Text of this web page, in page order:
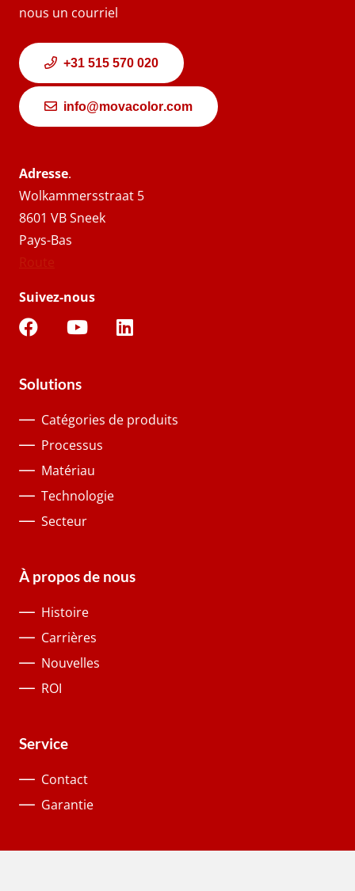
nous un courriel
+31 515 570 020
info@movacolor.com
Adresse.
Wolkammersstraat 5
8601 VB Sneek
Pays-Bas
Route
Suivez-nous
Solutions
Catégories de produits
Processus
Matériau
Technologie
Secteur
À propos de nous
Histoire
Carrières
Nouvelles
ROI
Service
Contact
Garantie